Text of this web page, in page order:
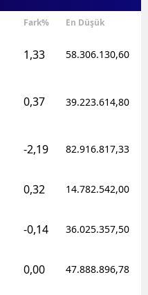
Fark% En Düşük
1,33 58.306.130,60
0,37 39.223.614,80
-2,19 82.916.817,33
0,32 14.782.542,00
-0,14 36.025.357,50
0,00 47.888.896,78